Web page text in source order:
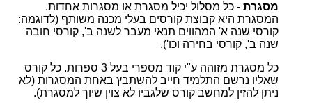
מסגרת - כל מסלול יכיל מסגרת או מסגרות אחדות.
המסגרת היא קבוצת קורסים בעלי מכנה משותף (לדוגמה:
קורסי שנה א' המהווים תנאי מעבר לשנה ב', קורסי חובה
שנה ב', קורסי בחירה וכו').
כל מסגרת מזוהה ע"י קוד מספרי בעל 3 ספרות. כל קורס
שאליו נרשם התלמיד חייב להשתבץ באחת המסגרות (לא
ניתן להזין למחשב קורס שלגביו לא צוין שיוך למסגרת).